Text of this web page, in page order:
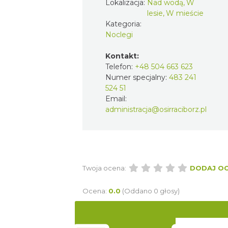
Lokalizacja: Nad wodą, W
lesie, W mieście
Kategoria:
Noclegi
Kontakt:
Telefon: +48 504 663 623
Numer specjalny: 483 241
524 51
Email:
administracja@osirraciborz.pl
Twoja ocena: DODAJ
Ocena: 0.0 (Oddano 0 głosy)